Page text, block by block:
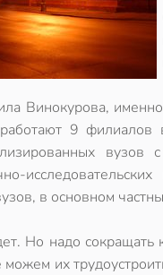
Винокурова,
9 филиалов
в основном
Но надо сокращать
их